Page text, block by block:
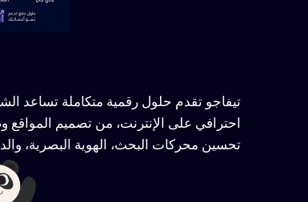
تيفاجو تقدم حلول رقمية متكاملة تساعد
احترافي على الإنترنت، من تصميم المواقع
تحسين محركات البحث، الهوية البصرية،